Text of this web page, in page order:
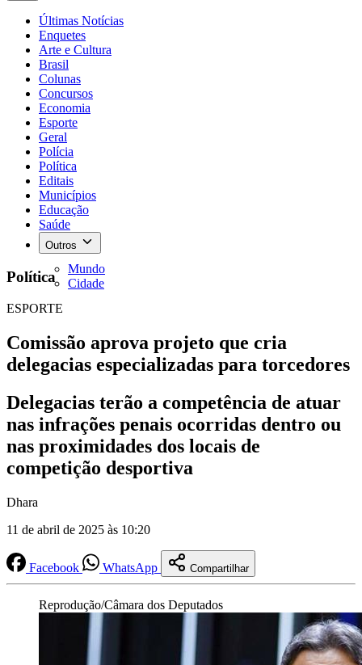
Últimas Notícias
Enquetes
Arte e Cultura
Brasil
Colunas
Concursos
Economia
Esporte
Geral
Polícia
Política
Editais
Municípios
Educação
Saúde
Outros
Mundo
Cidade
Política
ESPORTE
Comissão aprova projeto que cria
delegacias especializadas para torcedores
Delegacias terão a competência de atuar
nas infrações penais ocorridas dentro ou
nas proximidades dos locais de
competição desportiva
Dhara
11 de abril de 2025 às 10:20
Facebook WhatsApp Compartilhar
Reprodução/Câmara dos Deputados